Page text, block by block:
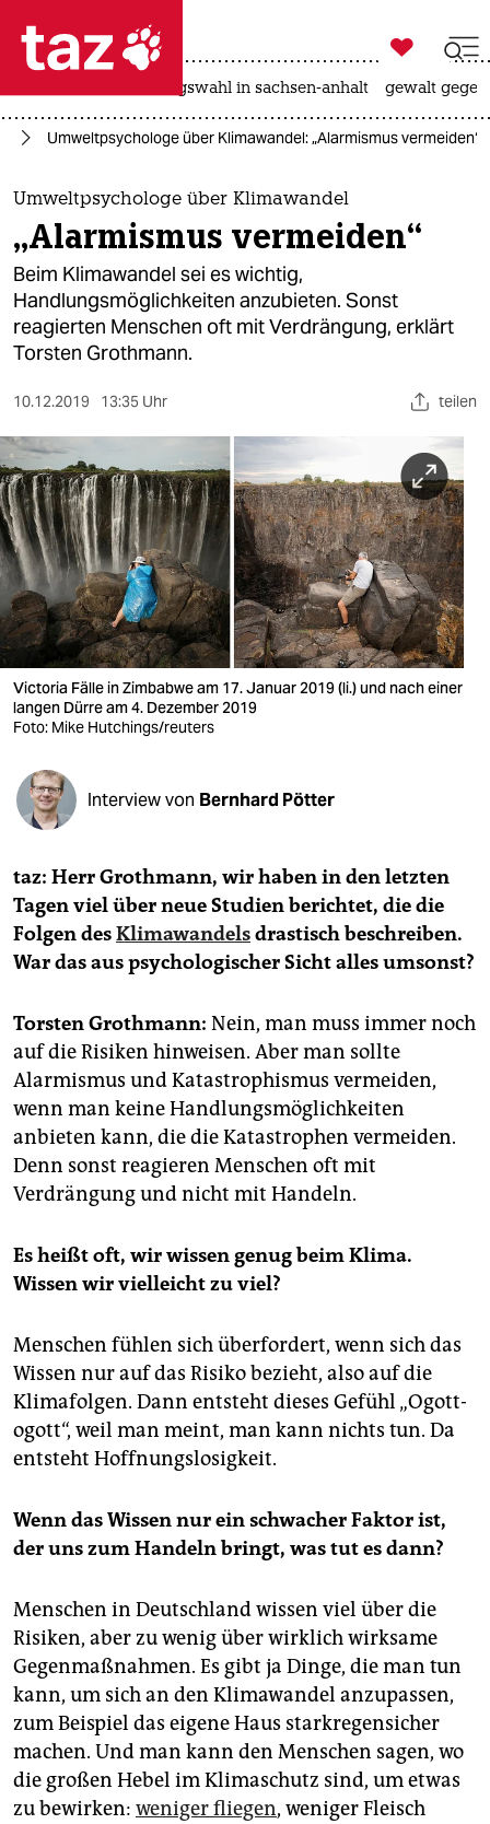
 taz zahl ich
taz zahl ich
themen
politik
öko
gesellschaft
kultur
sport
berlin
nord
wahrheit
verlag
verlag
veranstaltungen
shop
fragen & hilfe
abo
genossenschaft

taz zahl ich
landtagswahl in sachsen-anhalt gewalt
Umweltpsychologe über Klimawandel: „Alarmismus vermeiden“
Umweltpsychologe über Klimawandel
„Alarmismus vermeiden“
Beim Klimawandel sei es wichtig,
Handlungsmöglichkeiten anzubieten. Sonst
reagierten Menschen oft mit Verdrängung, erklärt
Torsten Grothmann.
10.12.2019 13:35 Uhr teilen
Victoria Fälle in Zimbabwe am 17. Januar 2019 (li.) und nach einer
langen Dürre am 4. Dezember 2019
Foto: Mike Hutchings/reuters
Interview von Bernhard Pötter
taz: Herr Grothmann, wir haben in den letzten
Tagen viel über neue Studien berichtet, die die
Folgen desKlimawandelsdrastisch beschreiben.
War das aus psychologischer Sicht alles umsonst?
Torsten Grothmann: Nein, man muss immer noch
auf die Risiken hinweisen. Aber man sollte
Alarmismus und Katastrophismus vermeiden,
wenn man keine Handlungsmöglichkeiten
anbieten kann, die die Katastrophen vermeiden.
Denn sonst reagieren Menschen oft mit
Verdrängung und nicht mit Handeln.
Es heißt oft, wir wissen genug beim Klima.
Wissen wir vielleicht zu viel?
Menschen fühlen sich überfordert, wenn sich das
Wissen nur auf das Risiko bezieht, also auf die
Klimafolgen. Dann entsteht dieses Gefühl „Ogott­
ogott“, weil man meint, man kann nichts tun. Da
entsteht Hoffnungslosigkeit.
Wenn das Wissen nur ein schwacher Faktor ist,
der uns zum Handeln bringt, was tut es dann?
Menschen in Deutschland wissen viel über die
Risiken, aber zu wenig über wirklich wirksame
Gegenmaßnahmen. Es gibt ja Dinge, die man tun
kann, um sich an den Klimawandel anzupassen,
zum Beispiel das eigene Haus starkregensicher
machen. Und man kann den Menschen sagen, wo
die großen Hebel im Klimaschutz sind, um etwas
zu bewirken: weniger fliegen, weniger Fleisch